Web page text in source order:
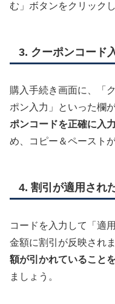
む」ボタンをクリックし
3. クーポンコード
購入手続き画面に、「
ポン入力」といった欄
ポンコードを正確に入力
め、コピー＆ペースト
4. 割引が適用され
コードを入力して「適
金額に割引が反映されま
額が引かれていること
ましょう。